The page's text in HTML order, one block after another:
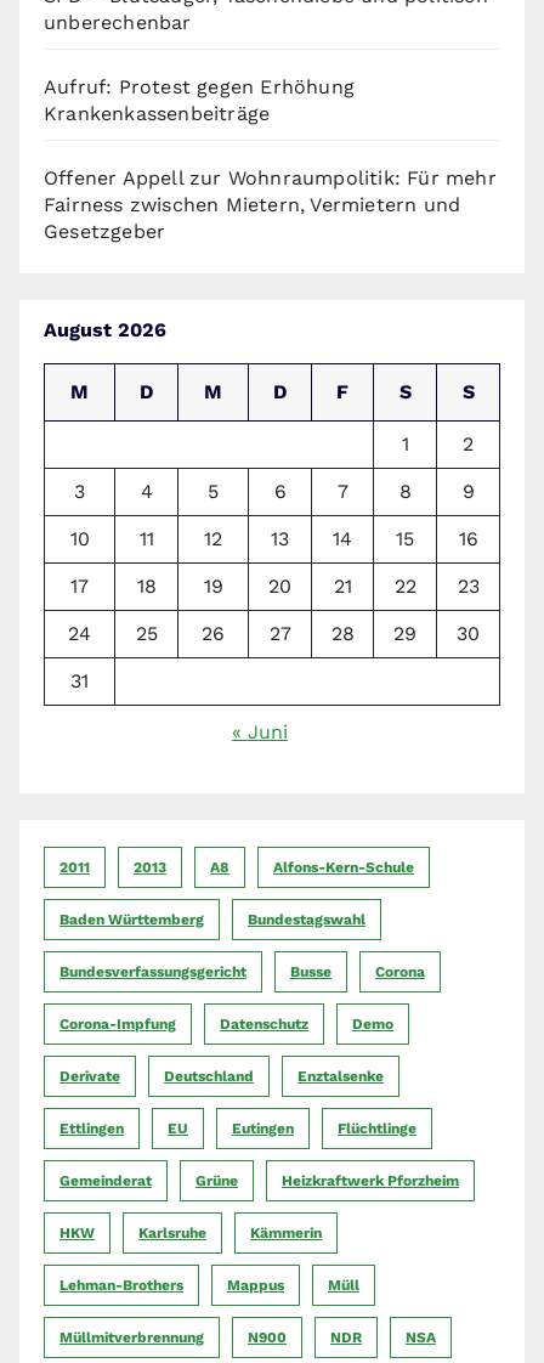
unberechenbar
Aufruf: Protest gegen Erhöhung
Krankenkassenbeiträge
Offener Appell zur Wohnraumpolitik: Für mehr
Fairness zwischen Mietern, Vermietern und
Gesetzgeber
August 2026
M D M D F S S
1 2
3 4 5 6 7 8 9
10 11 12 13 14 15 16
17 18 19 20 21 22 23
24 25 26 27 28 29 30
31
« Juni
2011 2013 A8 Alfons-Kern-Schule
Baden Württemberg Bundestagswahl
Bundesverfassungsgericht Busse Corona
Corona-Impfung Datenschutz Demo
Derivate Deutschland Enztalsenke
Ettlingen EU Eutingen Flüchtlinge
Gemeinderat Grüne Heizkraftwerk Pforzheim
HKW Karlsruhe Kämmerin
Lehman-Brothers Mappus Müll
Müllmitverbrennung N900 NDR NSA